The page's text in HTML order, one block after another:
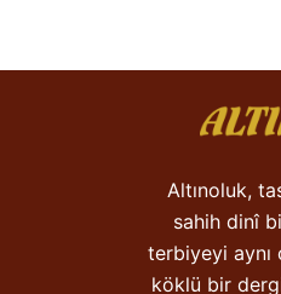
Altınoluk,
sahih dinî
terbiyeyi
köklü bir